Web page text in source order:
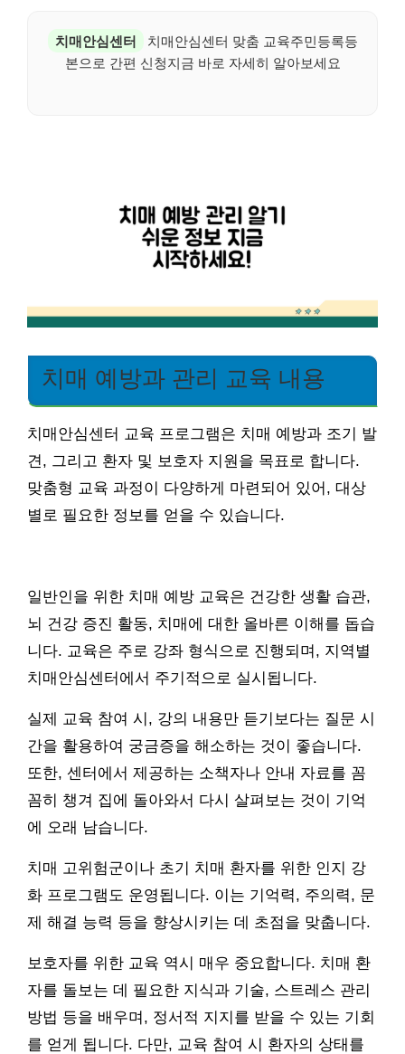
치매안심센터
치매안심센터 맞춤 교육주민등록등
본으로 간편 신청지금 바로 자세히 알아보세요
치매 예방과 관리 교육 내용
치매안심센터 교육 프로그램은 치매 예방과 조기 발
견, 그리고 환자 및 보호자 지원을 목표로 합니다.
맞춤형 교육 과정이 다양하게 마련되어 있어, 대상
별로 필요한 정보를 얻을 수 있습니다.
일반인을 위한 치매 예방 교육은 건강한 생활 습관,
뇌 건강 증진 활동, 치매에 대한 올바른 이해를 돕습
니다. 교육은 주로 강좌 형식으로 진행되며, 지역별
치매안심센터에서 주기적으로 실시됩니다.
실제 교육 참여 시, 강의 내용만 듣기보다는 질문 시
간을 활용하여 궁금증을 해소하는 것이 좋습니다.
또한, 센터에서 제공하는 소책자나 안내 자료를 꼼
꼼히 챙겨 집에 돌아와서 다시 살펴보는 것이 기억
에 오래 남습니다.
치매 고위험군이나 초기 치매 환자를 위한 인지 강
화 프로그램도 운영됩니다. 이는 기억력, 주의력, 문
제 해결 능력 등을 향상시키는 데 초점을 맞춥니다.
보호자를 위한 교육 역시 매우 중요합니다. 치매 환
자를 돌보는 데 필요한 지식과 기술, 스트레스 관리
방법 등을 배우며, 정서적 지지를 받을 수 있는 기회
를 얻게 됩니다. 다만, 교육 참여 시 환자의 상태를